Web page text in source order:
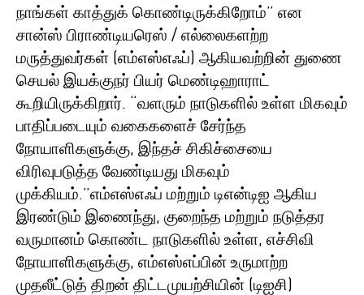
நாங்கள் காத்துக் கொண்டிருக்கிறோம்” என
சான்ஸ் பிராண்டியரெஸ் / எல்லைகளற்ற
மருத்துவர்கள் (எம்எஸ்எஃப்) ஆகியவற்றின் துணை
செயல் இயக்குநர் பியர் மெண்டிஹாராட்
கூறியிருக்கிறார். “வளரும் நாடுகளில் உள்ள மிகவும்
பாதிப்படையும் வகைகளைச் சேர்ந்த
நோயாளிகளுக்கு, இந்தச் சிகிச்சையை
விரிவுபடுத்த வேண்டியது மிகவும்
முக்கியம்.”எம்எஸ்எஃப் மற்றும் டிஎன்டிஐ ஆகிய
இரண்டும் இணைந்து, குறைந்த மற்றும் நடுத்தர
வருமானம் கொண்ட நாடுகளில் உள்ள, எச்சிவி
நோயாளிகளுக்கு, எம்எஸ்எப்பின் உருமாற்ற
முதலீட்டுத் திறன் திட்டமுயற்சியின் (டிஐசி)